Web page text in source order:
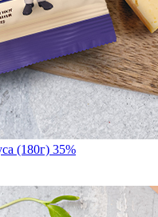
(180г) 35%